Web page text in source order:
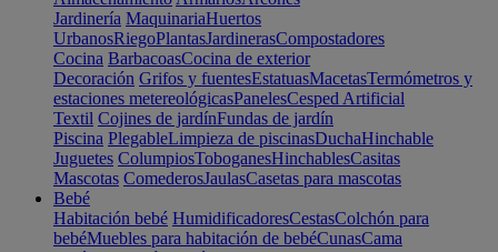
Jardinería MaquinariaHuertos
UrbanosRiegoPlantasJardinerasCompostadores
Cocina BarbacoasCocina de exterior
Decoración Grifos y fuentesEstatuasMacetasTermómetros y
estaciones metereológicasPanelesCesped Artificial
Textil Cojines de jardínFundas de jardín
Piscina PlegableLimpieza de piscinasDuchaHinchable
Juguetes ColumpiosToboganesHinchablesCasitas
Mascotas ComederosJaulasCasetas para mascotas
Bebé
Habitación bebé HumidificadoresCestasColchón para
bebéMuebles para habitación de bebéCunasCama